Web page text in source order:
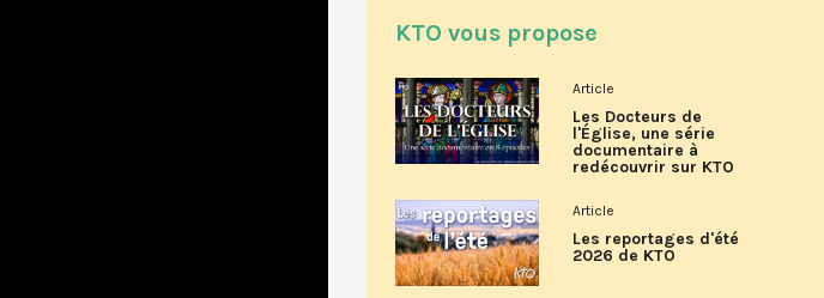
KTO vous propose
Article
Les Docteurs de
l'Église, une série
documentaire à
redécouvrir sur KTO
Article
Les reportages d'été
2026 de KTO